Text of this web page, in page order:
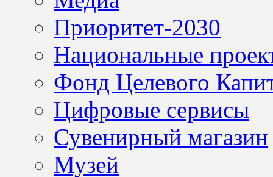
Приоритет-2030
Национальные
Фонд Целевого
Цифровые сервисы
Сувенирный магазин
Музей